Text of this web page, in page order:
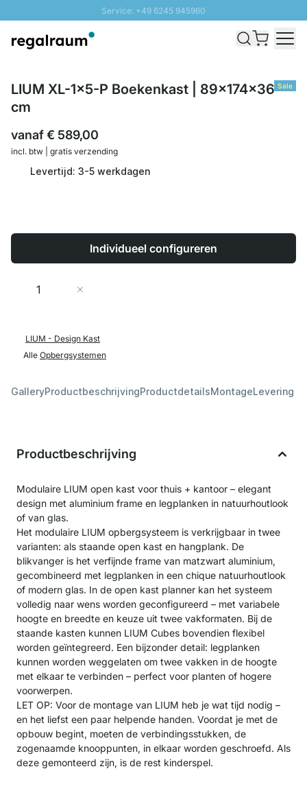
Service: +49 6245 945960
Snelle levering - Gratis verzending vanaf €100
Sale
LIUM XL-1x5-P Boekenkast | 89x174x36
cm
vanaf€ 589,00
incl. btw | gratis verzending
Levertijd: 3-5 werkdagen
Individueel configureren
Aantal
LIUM - Design Kast
Alle Opbergsystemen
GalleryProductbeschrijvingProductdetailsMontageLevering
Productbeschrijving
Modulaire LIUM open kast voor thuis + kantoor – elegant
design met aluminium frame en legplanken in natuurhoutlook
of van glas.
Het modulaire LIUM opbergsysteem is verkrijgbaar in twee
varianten: als staande open kast en hangplank. De
blikvanger is het verfijnde frame van matzwart aluminium,
gecombineerd met legplanken in een chique natuurhoutlook
of modern glas. In de open kast planner kan het systeem
volledig naar wens worden geconfigureerd – met variabele
hoogte en breedte en keuze uit twee vakformaten. Bij de
staande kasten kunnen LIUM Cubes bovendien flexibel
worden geïntegreerd. Een bijzonder detail: legplanken
kunnen worden weggelaten om twee vakken in de hoogte
met elkaar te verbinden – perfect voor planten of hogere
voorwerpen.
LET OP: Voor de montage van LIUM heb je wat tijd nodig –
en het liefst een paar helpende handen. Voordat je met de
opbouw begint, moeten de verbindingsstukken, de
zogenaamde knooppunten, in elkaar worden geschroefd. Als
deze gemonteerd zijn, is de rest kinderspel.